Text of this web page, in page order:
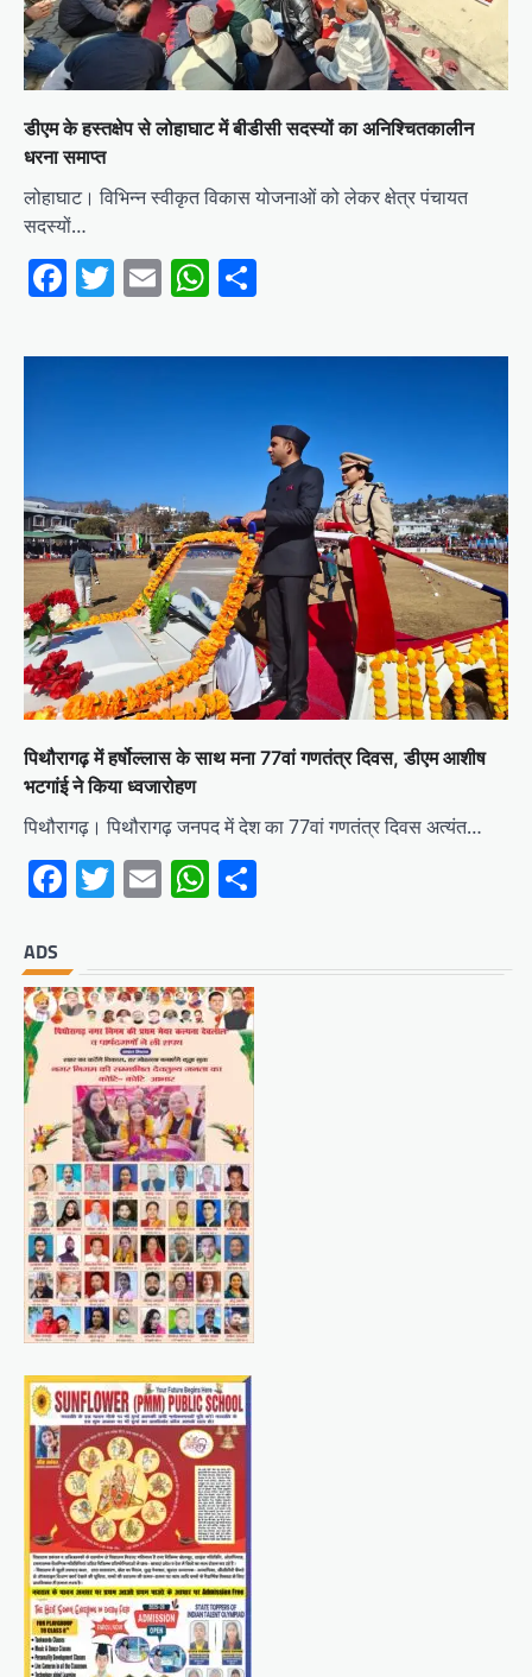
डीएम के हस्तक्षेप से लोहाघाट में बीडीसी सदस्यों का अनिश्चितकालीन
धरना समाप्त
लोहाघाट। विभिन्न स्वीकृत विकास योजनाओं को लेकर क्षेत्र पंचायत
सदस्यों…
Facebook
Twitter
EmailWhatsApp
पिथौरागढ़ में हर्षोल्लास के साथ मना 77वां गणतंत्र दिवस, डीएम आशीष
भटगांई ने किया ध्वजारोहण
पिथौरागढ़। पिथौरागढ़ जनपद में देश का 77वां गणतंत्र दिवस अत्यंत…
Facebook
Twitter
EmailWhatsApp
ADS